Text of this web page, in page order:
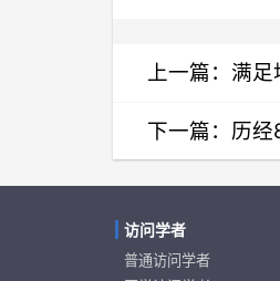
上一篇： 满足
下一篇： 历经
访问学者
普通访问学者